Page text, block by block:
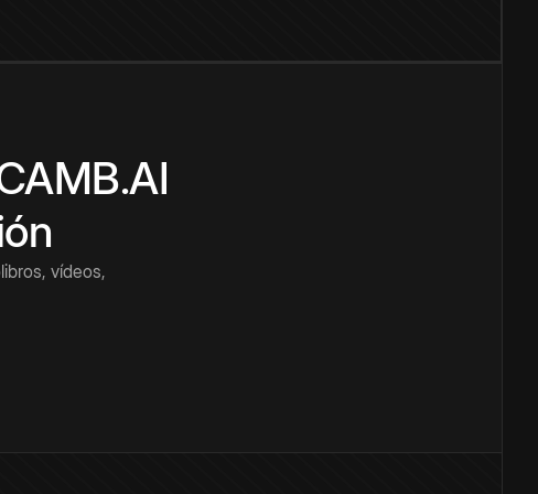
vídeos,